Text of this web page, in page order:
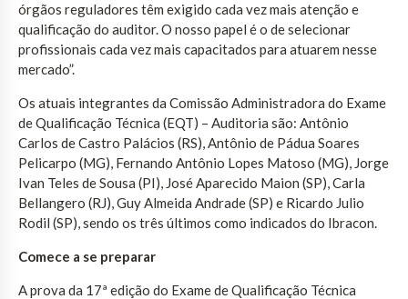
órgãos reguladores têm exigido cada vez mais atenção e
qualificação do auditor. O nosso papel é o de selecionar
profissionais cada vez mais capacitados para atuarem nesse
mercado”.
Os atuais integrantes da Comissão Administradora do Exame
de Qualificação Técnica (EQT) – Auditoria são: Antônio
Carlos de Castro Palácios (RS), Antônio de Pádua Soares
Pelicarpo (MG), Fernando Antônio Lopes Matoso (MG), Jorge
Ivan Teles de Sousa (PI), José Aparecido Maion (SP), Carla
Bellangero (RJ), Guy Almeida Andrade (SP) e Ricardo Julio
Rodil (SP), sendo os três últimos como indicados do Ibracon.
Comece a se preparar
A prova da 17ª edição do Exame de Qualificação Técnica